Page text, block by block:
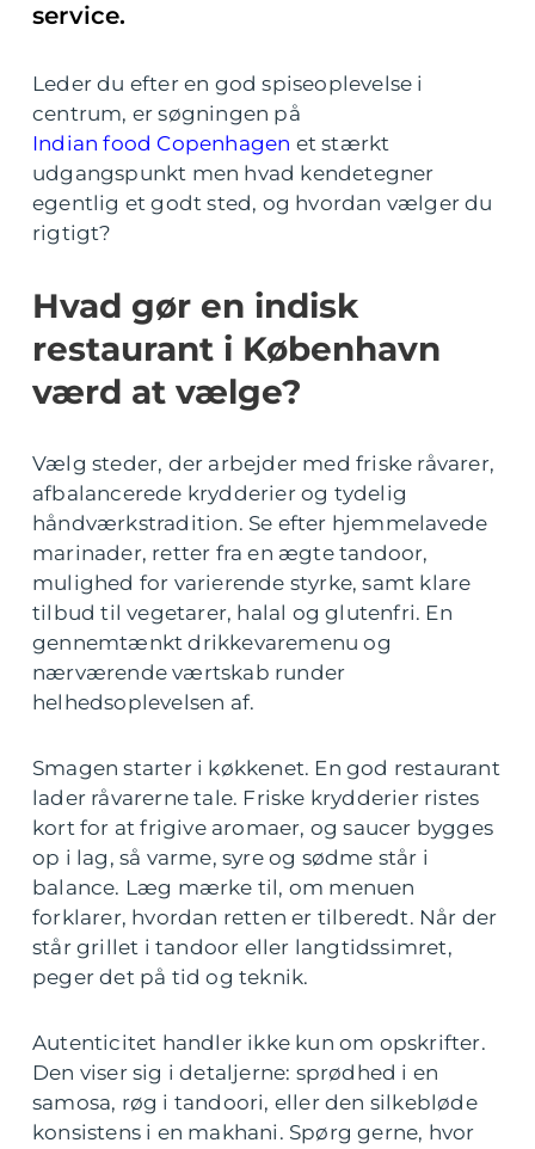
service.
Leder du efter en god spiseoplevelse i
centrum, er søgningen på
Indian food Copenhagen et stærkt
udgangspunkt men hvad kendetegner
egentlig et godt sted, og hvordan vælger du
rigtigt?
Hvad gør en indisk
restaurant i København
værd at vælge?
Vælg steder, der arbejder med friske råvarer,
afbalancerede krydderier og tydelig
håndværkstradition. Se efter hjemmelavede
marinader, retter fra en ægte tandoor,
mulighed for varierende styrke, samt klare
tilbud til vegetarer, halal og glutenfri. En
gennemtænkt drikkevaremenu og
nærværende værtskab runder
helhedsoplevelsen af.
Smagen starter i køkkenet. En god restaurant
lader råvarerne tale. Friske krydderier ristes
kort for at frigive aromaer, og saucer bygges
op i lag, så varme, syre og sødme står i
balance. Læg mærke til, om menuen
forklarer, hvordan retten er tilberedt. Når der
står grillet i tandoor eller langtidssimret,
peger det på tid og teknik.
Autenticitet handler ikke kun om opskrifter.
Den viser sig i detaljerne: sprødhed i en
samosa, røg i tandoori, eller den silkebløde
konsistens i en makhani. Spørg gerne, hvor